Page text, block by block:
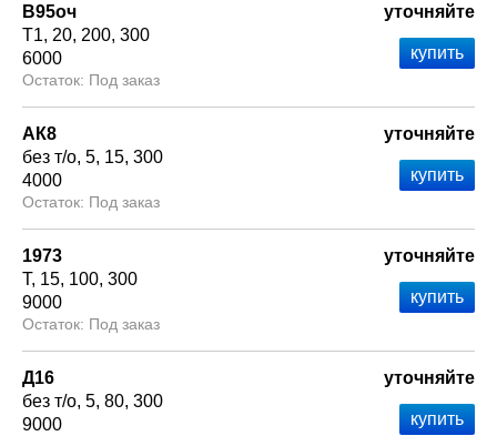
В95оч
Т1 20 200 300
6000
Под заказ
уточняйте
АК8
без т/о 5 15 300
4000
Под заказ
уточняйте
1973
Т 15 100 300
9000
Под заказ
уточняйте
Д16
без т/о 5 80 300
9000
уточняйте